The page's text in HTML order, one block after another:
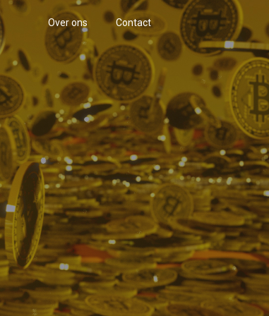
Over ons Contact